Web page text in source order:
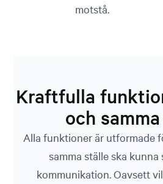
motstå.
Kraftfulla
och
Alla funktioner är utformade
samma ställe ska kunna
kommunikation. Oavsett